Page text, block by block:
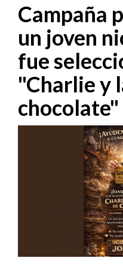
Campaña
un joven
fue
"Charlie y
chocolate"